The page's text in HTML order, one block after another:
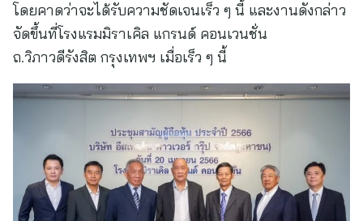
โดยคาดว่าจะได้รับความชัดเจนเร็ว ๆ นี้ และงานดังกล่าว
จัดขึ้นที่โรงแรมมิราเคิล แกรนด์ คอนเวนชั่น
ถ.วิภาวดีรังสิต กรุงเทพฯ เมื่อเร็ว ๆ นี้